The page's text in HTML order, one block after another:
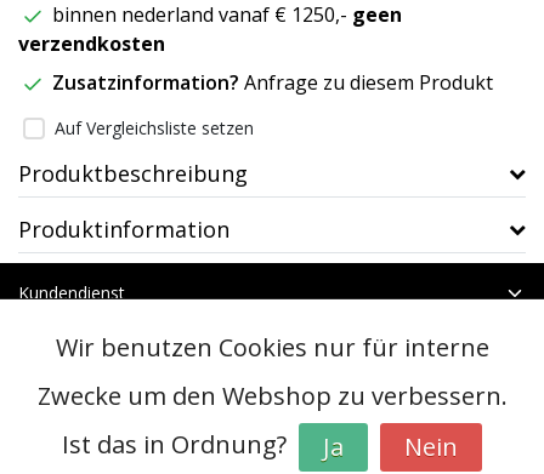
binnen nederland vanaf € 1250,- geen
verzendkosten
Zusatzinformation? Anfrage zu diesem Produkt
Auf Vergleichsliste setzen
Produktbeschreibung
Produktinformation
Kundendienst
Kategorien
Kontakt
© Copyright 2026 - btt | RealisatieInStijl Media
Wir benutzen Cookies nur für interne
Zwecke um den Webshop zu verbessern.
Ist das in Ordnung?
Ja Nein